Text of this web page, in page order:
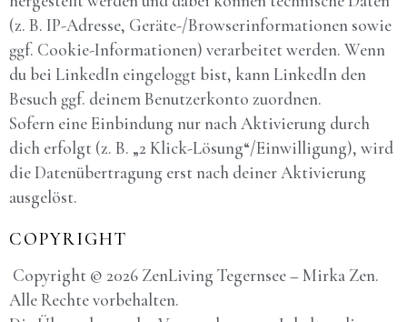
(z. B. IP-Adresse, Geräte-/Browserinformationen sowie
ggf. Cookie-Informationen) verarbeitet werden. Wenn
du bei LinkedIn eingeloggt bist, kann LinkedIn den
Besuch ggf. deinem Benutzerkonto zuordnen.
Sofern eine Einbindung nur nach Aktivierung durch
dich erfolgt (z. B. „2 Klick-Lösung“/Einwilligung), wird
die Datenübertragung erst nach deiner Aktivierung
ausgelöst.
COPYRIGHT
Copyright © 2026 ZenLiving Tegernsee – Mirka Zen.
Alle Rechte vorbehalten.